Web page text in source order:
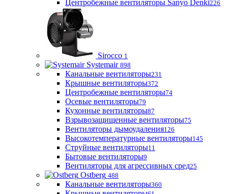
Центробежные вентиляторы Sanyo Denki226
Sirocco 1
Systemair 898
Канальные вентиляторы231
Крышные вентиляторы372
Центробежные вентиляторы74
Осевые вентиляторы79
Кухонные вентиляторы87
Взрывозащищенные вентиляторы75
Вентиляторы дымоудаления126
Высокотемпературные вентиляторы145
Струйные вентиляторы11
Бытовые вентиляторы9
Вентиляторы для агрессивных сред25
Ostberg 488
Канальные вентиляторы360